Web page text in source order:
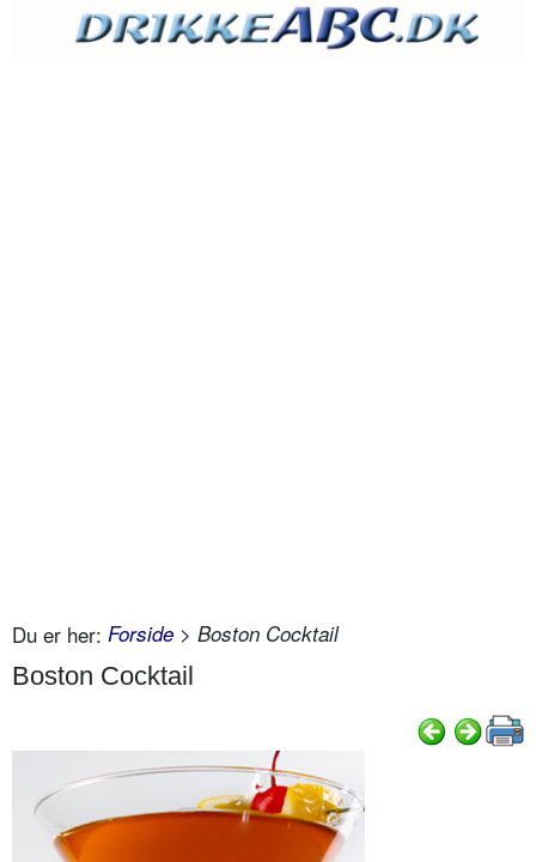
Du er her: Forside > Boston Cocktail
Boston Cocktail